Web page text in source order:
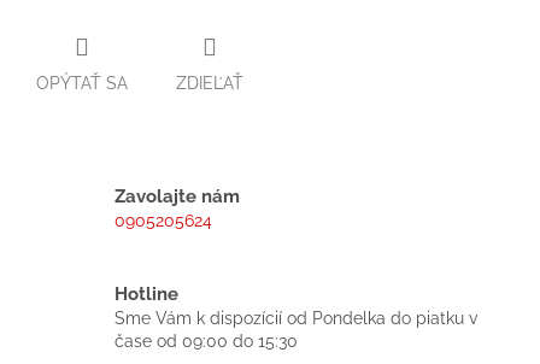
OPÝTAŤ SA ZDIEĽAŤ
Zavolajte nám
0905205624
Hotline
Sme Vám k dispozícií od Pondelka do piatku v
čase od 09:00 do 15:30